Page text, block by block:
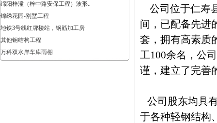
绵阳梓潼（梓中路安保工程）波形..
锦绣花园-别墅工程
地铁3号线红牌楼站，钢筋加工房
其他钢结构工程
万科双水岸车库雨棚
公司位于仁寿
间，已配备先进
套，拥有高素质
工100余名，公
谨，建立了完善
公司股东均具
于各种轻钢结构